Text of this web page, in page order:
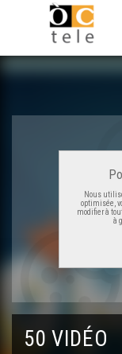
Nous
optimisée,
modifier à
à
50 VIDÉO
Lo
La
Per
La
Las